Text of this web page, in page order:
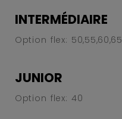
INTERMÉDIAIRE
Option flex: 50,55,60,65
JUNIOR
Option flex: 40